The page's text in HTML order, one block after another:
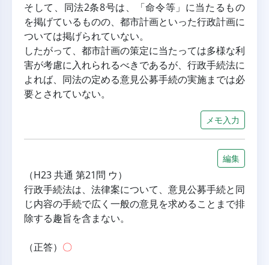
そして、同法2条8号は、「命令等」に当たるもの
を掲げているものの、都市計画といった行政計画に
ついては掲げられていない。
したがって、都市計画の策定に当たっては多様な利
害が考慮に入れられるべきであるが、行政手続法に
よれば、同法の定める意見公募手続の実施までは必
要とされていない。
メモ入力
編集
（H23 共通 第21問 ウ）
行政手続法は、法律案について、意見公募手続と同
じ内容の手続で広く一般の意見を求めることまで排
除する趣旨を含まない。
（正答） 〇